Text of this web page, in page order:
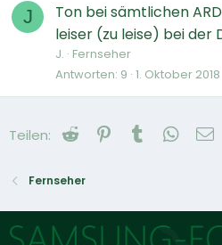
J
Ton bei sämtlichen
leiser (zu leise) bei der
J. Fernseher
Antworten 9 1. Oktober 2018
Teilen: Reddit Pinterest
Tumblr
Fernseher